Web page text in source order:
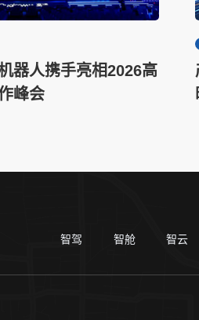
器人携手亮相2026高
峰会
智驾 智舱 智云